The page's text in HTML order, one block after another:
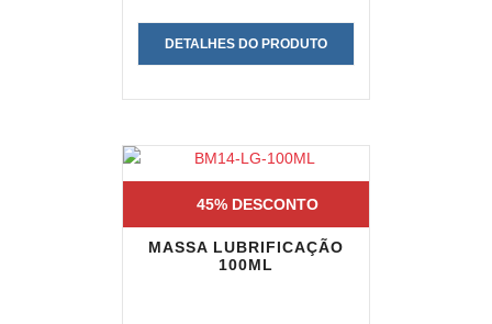
DETALHES DO PRODUTO
45% DESCONTO
MASSA LUBRIFICAÇÃO
100ML